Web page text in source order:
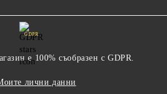
GDPR
е 100% съобразен с GDPR.
лични данни